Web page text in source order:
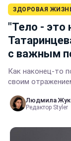
ЗДОРОВАЯ
"Тело - это
с важным
Как наконец-то
своим
Людмила
Редактор Styler